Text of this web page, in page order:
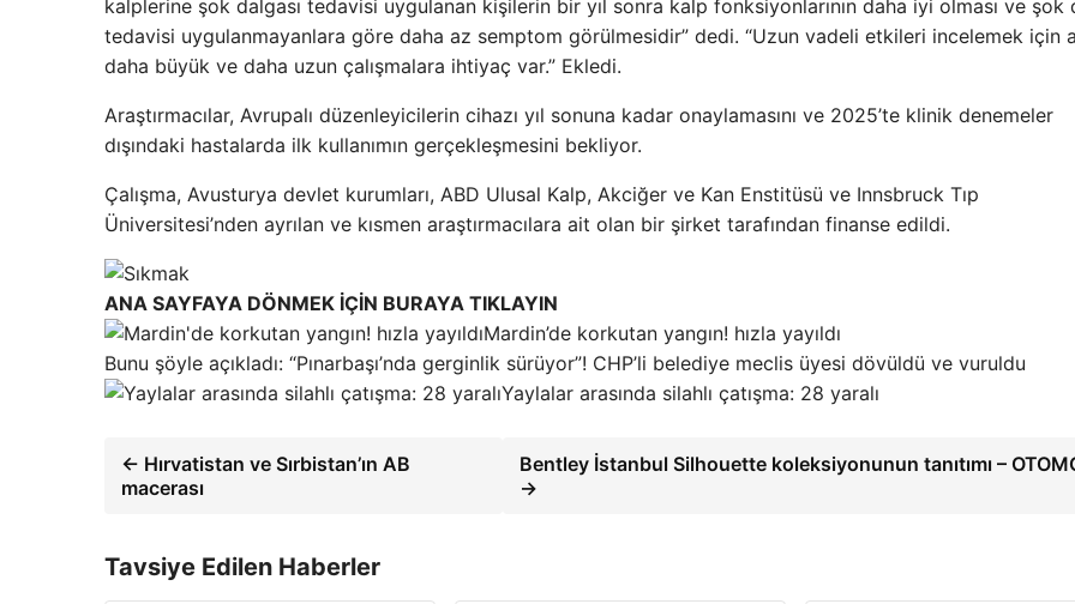
kalplerine şok dalgası tedavisi uygulanan kişilerin bir yıl sonra kalp fonksiyonlarının daha iyi olması ve şok
tedavisi uygulanmayanlara göre daha az semptom görülmesidir” dedi. “Uzun vadeli etkileri incelemek için
daha büyük ve daha uzun çalışmalara ihtiyaç var.” Ekledi.
Araştırmacılar, Avrupalı ​​düzenleyicilerin cihazı yıl sonuna kadar onaylamasını ve 2025’te klinik denemeler
dışındaki hastalarda ilk kullanımın gerçekleşmesini bekliyor.
Çalışma, Avusturya devlet kurumları, ABD Ulusal Kalp, Akciğer ve Kan Enstitüsü ve Innsbruck Tıp
Üniversitesi’nden ayrılan ve kısmen araştırmacılara ait olan bir şirket tarafından finanse edildi.
ANA SAYFAYA DÖNMEK İÇİN BURAYA TIKLAYIN
Mardin’de korkutan yangın! hızla yayıldı
Bunu şöyle açıkladı: “Pınarbaşı’nda gerginlik sürüyor”! CHP’li belediye meclis üyesi dövüldü ve vuruldu
Yaylalar arasında silahlı çatışma: 28 yaralı
← Hırvatistan ve Sırbistan’ın AB
macerası
Bentley İstanbul Silhouette koleksiyonunun tanıtımı –
→
Tavsiye Edilen Haberler